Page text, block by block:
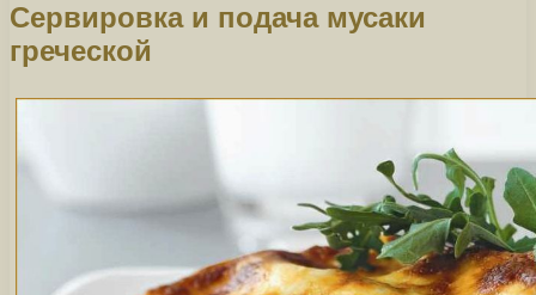
Сервировка и подача мусаки
греческой